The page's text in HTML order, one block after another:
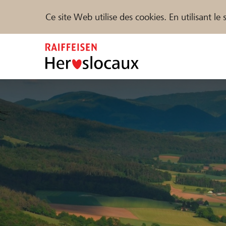
Ce site Web utilise des cookies. En utilisant
Parrainer Soutien & assistance
Trouvez des projets et des organisations